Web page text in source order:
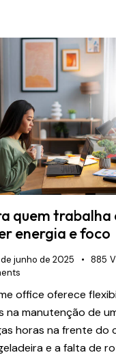
quem trabalha
energia e foco
junho de 2025 885
office oferece
na manutenção de
horas na frente do
e a falta de